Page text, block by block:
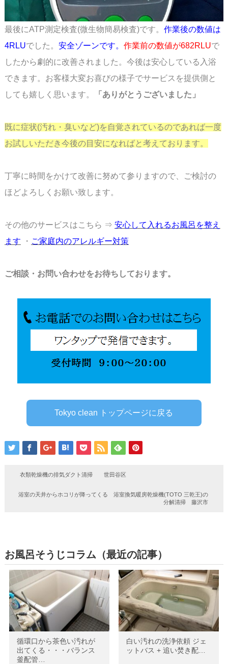
最後にATP測定検査(微生物簡易検査)です。 作業後の数値は
4RLUでした。 安全ゾーンです。 作業前の数値が682RLUで
したから劇的に改善されました。今後は安心している入浴
できます。 お客様大変お喜びの様子でサービスを提供側と
しても嬉しく思います。
「ありがとうございました」
既に症状(汚れ・臭いなど)を自覚されているのであれば一度
お試しいただき今後の目安になればと考えております。
丁寧に時間をかけて改善に努めて参りますので、ご検討の
ほどよろしくお願い致します。
その他のサービスはこちら ⇒ 安心して入れるお風呂を整え
ます ・ ご家庭内のアレルギー対策
ご相談・お問い合わせをお待ちしております。
Tokyo clean トップページに戻る
衣類乾燥機の排気ダクト清掃 世田谷区
浴室の天井からホコリが降ってくる 浴室換気暖房乾燥機(TOTO 三乾王)の
分解清掃 藤沢市
お風呂そうじコラム（最近の記事）
循環口から茶色い汚れが
出てくる・・・バランス
釜配管…
白い汚れの洗浄依頼 ジェ
ットバス + 追い焚き配…